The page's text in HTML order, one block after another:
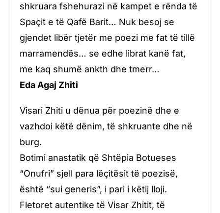
shkruara fshehurazi në kampet e rënda të
Spaçit e të Qafë Barit… Nuk besoj se
gjendet libër tjetër me poezi me fat të tillë
marramendës… se edhe librat kanë fat,
me kaq shumë ankth dhe tmerr…
Eda Agaj Zhiti
Visari Zhiti u dënua për poezinë dhe e
vazhdoi këtë dënim, të shkruante dhe në
burg.
Botimi anastatik që Shtëpia Botueses
“Onufri” sjell para lëçitësit të poezisë,
është “sui generis”, i pari i këtij lloji.
Fletoret autentike të Visar Zhitit, të